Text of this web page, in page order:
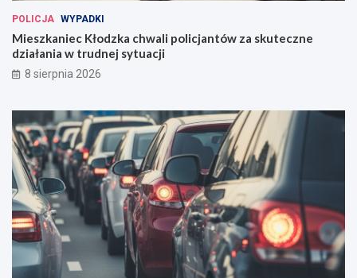
POLICJA WYPADKI
Mieszkaniec Kłodzka chwali policjantów za skuteczne
działania w trudnej sytuacji
8 sierpnia 2026